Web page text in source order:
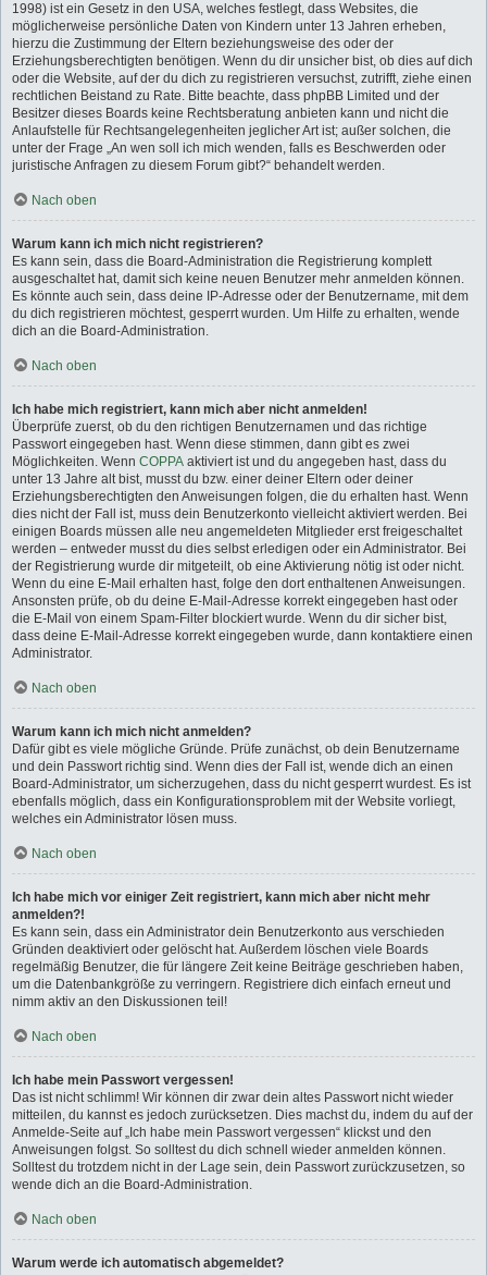
1998) ist ein Gesetz in den USA, welches festlegt, dass Websites, die
möglicherweise persönliche Daten von Kindern unter 13 Jahren erheben,
hierzu die Zustimmung der Eltern beziehungsweise des oder der
Erziehungsberechtigten benötigen. Wenn du dir unsicher bist, ob dies auf dich
oder die Website, auf der du dich zu registrieren versuchst, zutrifft, ziehe einen
rechtlichen Beistand zu Rate. Bitte beachte, dass phpBB Limited und der
Besitzer dieses Boards keine Rechtsberatung anbieten kann und nicht die
Anlaufstelle für Rechtsangelegenheiten jeglicher Art ist; außer solchen, die
unter der Frage „An wen soll ich mich wenden, falls es Beschwerden oder
juristische Anfragen zu diesem Forum gibt?“ behandelt werden.
Nach oben
Warum kann ich mich nicht registrieren?
Es kann sein, dass die Board-Administration die Registrierung komplett
ausgeschaltet hat, damit sich keine neuen Benutzer mehr anmelden können.
Es könnte auch sein, dass deine IP-Adresse oder der Benutzername, mit dem
du dich registrieren möchtest, gesperrt wurden. Um Hilfe zu erhalten, wende
dich an die Board-Administration.
Nach oben
Ich habe mich registriert, kann mich aber nicht anmelden!
Überprüfe zuerst, ob du den richtigen Benutzernamen und das richtige
Passwort eingegeben hast. Wenn diese stimmen, dann gibt es zwei
Möglichkeiten. Wenn COPPA aktiviert ist und du angegeben hast, dass du
unter 13 Jahre alt bist, musst du bzw. einer deiner Eltern oder deiner
Erziehungsberechtigten den Anweisungen folgen, die du erhalten hast. Wenn
dies nicht der Fall ist, muss dein Benutzerkonto vielleicht aktiviert werden. Bei
einigen Boards müssen alle neu angemeldeten Mitglieder erst freigeschaltet
werden – entweder musst du dies selbst erledigen oder ein Administrator. Bei
der Registrierung wurde dir mitgeteilt, ob eine Aktivierung nötig ist oder nicht.
Wenn du eine E-Mail erhalten hast, folge den dort enthaltenen Anweisungen.
Ansonsten prüfe, ob du deine E-Mail-Adresse korrekt eingegeben hast oder
die E-Mail von einem Spam-Filter blockiert wurde. Wenn du dir sicher bist,
dass deine E-Mail-Adresse korrekt eingegeben wurde, dann kontaktiere einen
Administrator.
Nach oben
Warum kann ich mich nicht anmelden?
Dafür gibt es viele mögliche Gründe. Prüfe zunächst, ob dein Benutzername
und dein Passwort richtig sind. Wenn dies der Fall ist, wende dich an einen
Board-Administrator, um sicherzugehen, dass du nicht gesperrt wurdest. Es ist
ebenfalls möglich, dass ein Konfigurationsproblem mit der Website vorliegt,
welches ein Administrator lösen muss.
Nach oben
Ich habe mich vor einiger Zeit registriert, kann mich aber nicht mehr
anmelden?!
Es kann sein, dass ein Administrator dein Benutzerkonto aus verschieden
Gründen deaktiviert oder gelöscht hat. Außerdem löschen viele Boards
regelmäßig Benutzer, die für längere Zeit keine Beiträge geschrieben haben,
um die Datenbankgröße zu verringern. Registriere dich einfach erneut und
nimm aktiv an den Diskussionen teil!
Nach oben
Ich habe mein Passwort vergessen!
Das ist nicht schlimm! Wir können dir zwar dein altes Passwort nicht wieder
mitteilen, du kannst es jedoch zurücksetzen. Dies machst du, indem du auf der
Anmelde-Seite auf „Ich habe mein Passwort vergessen“ klickst und den
Anweisungen folgst. So solltest du dich schnell wieder anmelden können.
Solltest du trotzdem nicht in der Lage sein, dein Passwort zurückzusetzen, so
wende dich an die Board-Administration.
Nach oben
Warum werde ich automatisch abgemeldet?